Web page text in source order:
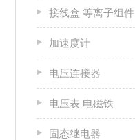
接线盒 等离子组件
加速度计
电压连接器
电压表 电磁铁
固态继电器